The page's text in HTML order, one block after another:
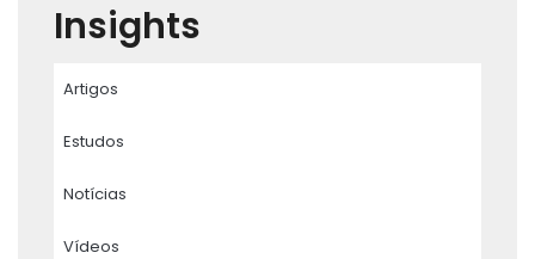
Insights
Artigos
Estudos
Notícias
Vídeos